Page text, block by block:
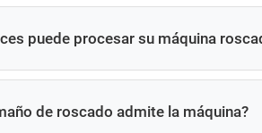
puede procesar su máquina
hexagonales, tuercas con brida,
de roscado admite la máquina?